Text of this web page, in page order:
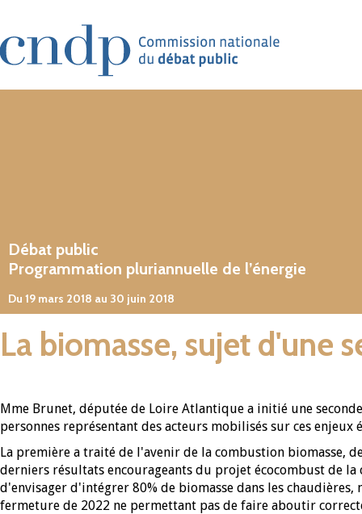
Débat public
Programmation pluriannuelle de l’énergie
Du 19 mars 2018 au 30 juin 2018
La biomasse, sujet d'une
Mme Brunet, députée de Loire Atlantique a initié une
personnes représentant des acteurs mobilisés sur ces enjeux
La première a traité de l'avenir de la combustion biomasse,
derniers résultats encourageants du projet écocombust de
d'envisager d'intégrer 80% de biomasse dans les chaudières,
fermeture de 2022 ne permettant pas de faire aboutir